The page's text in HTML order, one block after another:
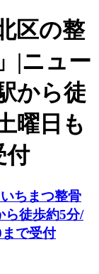
区の整
|ニュー
から徒
曜日も
付